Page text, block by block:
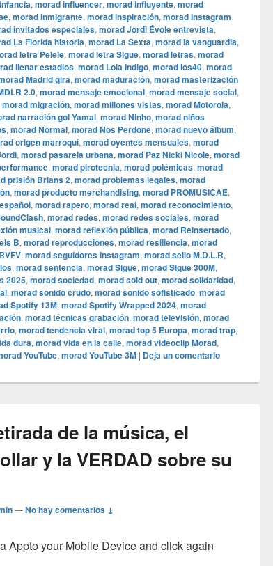
, morad influencer, morad influyente, morad
, morad inmigrante, morad inspiración, morad Instagram
invitados especiales, morad Jordi Évole entrevista,
La Florida historia, morad La Sexta, morad la vanguardia,
letra Pelele, morad letra Sigue, morad letras, morad
llenar estadios, morad Lola Indigo, morad los40, morad
Madrid gira, morad maduración, morad masterización
2.0, morad mensaje emocional, morad mensaje social,
morad migración, morad millones vistas, morad Motorola,
narración gol Yamal, morad Ninho, morad niños
, morad Normal, morad Nos Perdone, morad nuevo álbum,
origen marroquí, morad oyentes mensuales, morad
, morad pasarela urbana, morad Paz Nicki Nicole, morad
, morad pirotecnia, morad polémicas, morad
prisión Brians 2, morad problemas legales, morad
, morad producto merchandising, morad PROMUSICAE,
, morad rapero, morad real, morad reconocimiento,
, morad redes, morad redes sociales, morad
musical, morad reflexión pública, morad Reinsertado,
B, morad reproducciones, morad resiliencia, morad
, morad seguidores Instagram, morad sello M.D.L.R,
, morad sentencia, morad Sigue, morad Sigue 300M,
2025, morad sociedad, morad sold out, morad solidaridad,
, morad sonido crudo, morad sonido sofisticado, morad
Spotify 13M, morad Spotify Wrapped 2024, morad
, morad técnicas grabación, morad televisión, morad
, morad tendencia viral, morad top 5 Europa, morad trap,
dura, morad vida en la calle, morad videocli‏p Morad,
YouTube, morad YouTube 3M | Deja un comentario
de la música, el
y la VERDAD sobre su
—No hay comentarios ↓
Appto your Mobile Device and click again